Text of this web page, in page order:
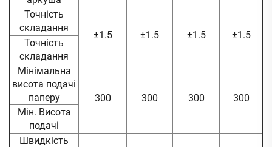
Точність
складання
±1.5 ±1.5 ±1.5 ±1.5
Точність
складання
Мінімальна
висота подачі
паперу
300 300 300
300
Мін. Висота
подачі
Швидкість